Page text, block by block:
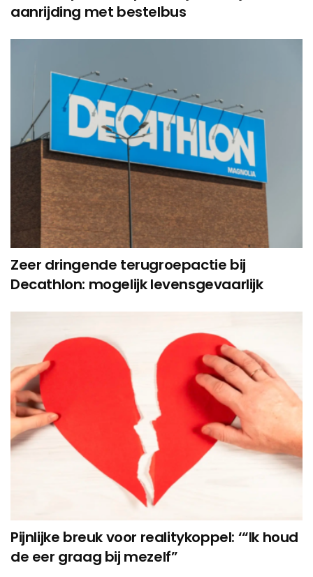
aanrijding met bestelbus
Zeer dringende terugroepactie bij
Decathlon: mogelijk levensgevaarlijk
Pijnlijke breuk voor realitykoppel: ‘“Ik houd
de eer graag bij mezelf”